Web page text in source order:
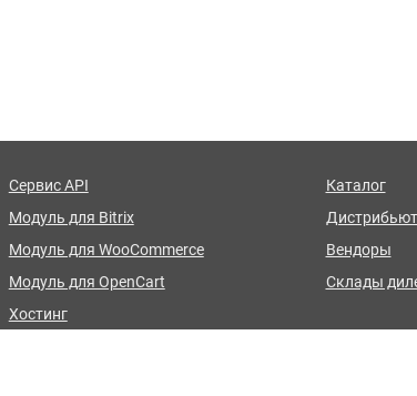
Сервис API
Модуль для Bitrix
Модуль для WooCommerce
Модуль для OpenCart
Хостинг
Каталог
Вендоры
Склады